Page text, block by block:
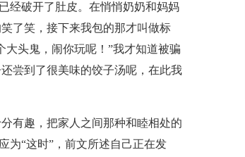
经破开了肚皮。在悄悄奶奶和妈妈
了笑，接下来我包的那才叫做标
头鬼，闹你玩呢！”我才知道被骗
尝到了很美味的饺子汤呢，在此我
有趣，把家人之间那种和睦相处的
为“这时”，前文所述自己正在发